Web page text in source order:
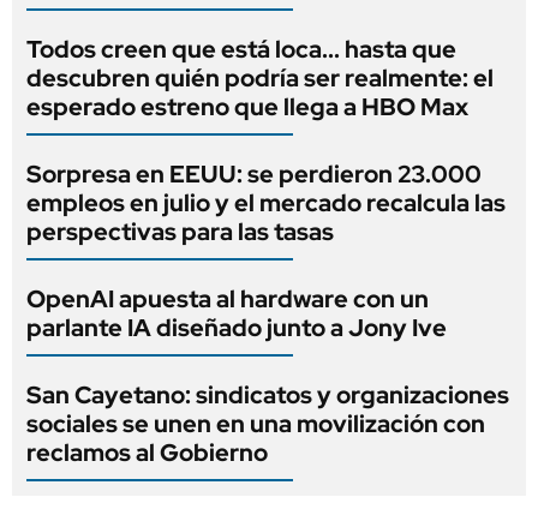
Todos creen que está loca... hasta que
descubren quién podría ser realmente: el
esperado estreno que llega a HBO Max
Sorpresa en EEUU: se perdieron 23.000
empleos en julio y el mercado recalcula las
perspectivas para las tasas
OpenAI apuesta al hardware con un
parlante IA diseñado junto a Jony Ive
San Cayetano: sindicatos y organizaciones
sociales se unen en una movilización con
reclamos al Gobierno